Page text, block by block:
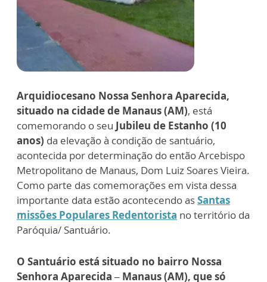
Arquidiocesano Nossa Senhora Aparecida,
situado na cidade de Manaus (AM), está
comemorando o seu Jubileu de Estanho (10
anos) da elevação à condição de santuário,
acontecida por determinação do então Arcebispo
Metropolitano de Manaus, Dom Luiz Soares Vieira.
Como parte das comemorações em vista dessa
importante data estão acontecendo asSantas
missões Populares Redentorista no território da
Paróquia/ Santuário.
O Santuário está situado no bairro Nossa
Senhora Aparecida – Manaus (AM), que só